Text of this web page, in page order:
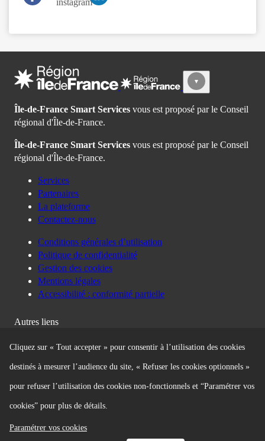
Cliquez sur « Tout accepter » pour consentir à l’utilisation des cookies
destinés à mesurer l’audience du site, « Refuser les cookies optionnels »
pour refuser l’utilisation des cookies non-fonctionnels et “Paramétrer vos
cookies” pour plus de détails.
Paramétrer vos cookies
Autres liens
Gestion des cookies
Besoin d'aide ? Développeurs